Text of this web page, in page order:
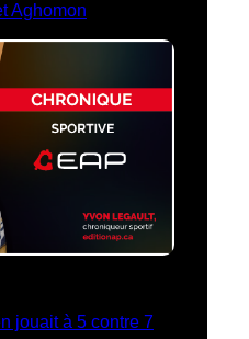
Aghomon
jouait à 5 contre 7